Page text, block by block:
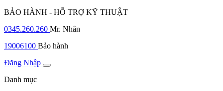
BẢO HÀNH - HỖ TRỢ KỸ THUẬT
0345.260.260 Mr. Nhân
19006100 Bảo hành
Đăng Nhập
Danh mục